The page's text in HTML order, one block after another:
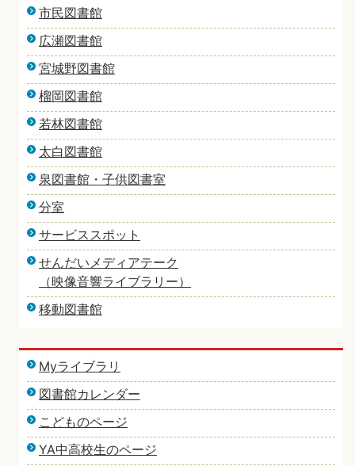
市民図書館
広瀬図書館
宮城野図書館
榴岡図書館
若林図書館
太白図書館
泉図書館・子供図書室
分室
サービススポット
せんだいメディアテーク
（映像音響ライブラリー）
移動図書館
Myライブラリ
図書館カレンダー
こどものページ
YA中高校生のページ